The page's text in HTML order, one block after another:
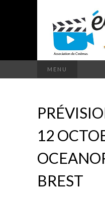
MENU
12
BREST